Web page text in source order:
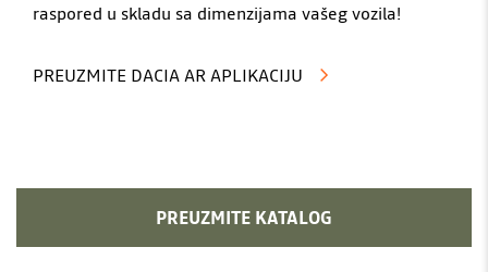
raspored u skladu sa dimenzijama vašeg vozila!
PREUZMITE DACIA AR APLIKACIJU
PREUZMITE KATALOG